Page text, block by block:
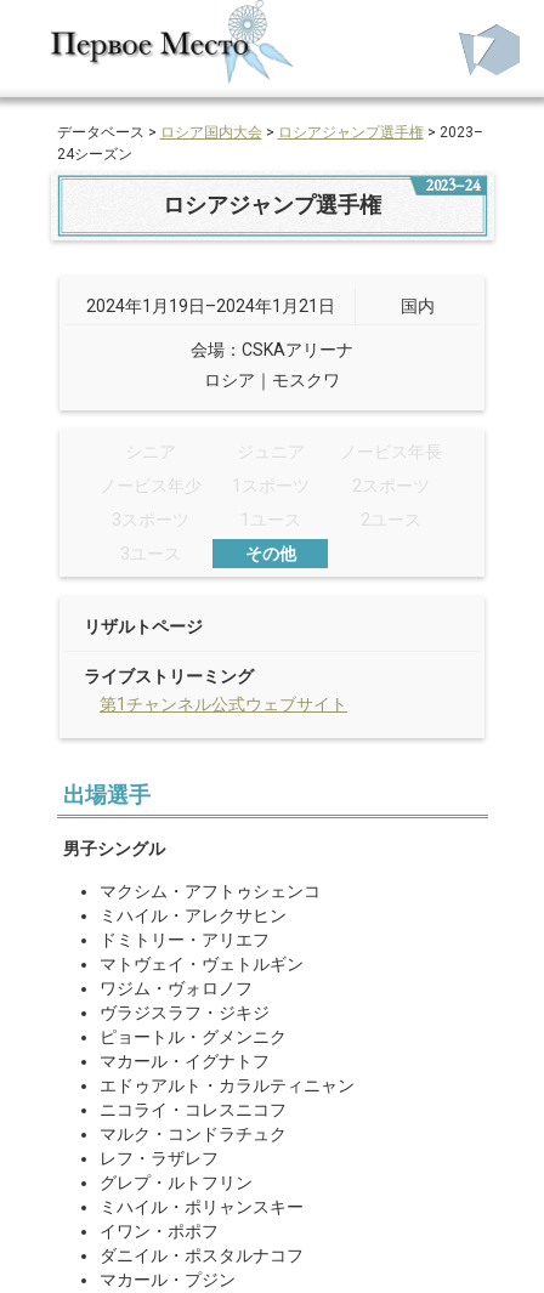
データベース > ロシア国内大会> ロシアジャンプ選手権> 2023–
24シーズン
2023–24
ロシアジャンプ選手権
2024年1月19日–2024年1月21日 国内
会場：CSKAアリーナ
ロシア｜モスクワ
シニア ジュニア
ノービス年長
ノービス年少
1スポーツ
2スポーツ
3スポーツ
1ユース
2ユース
3ユース
その他
リザルトページ
ライブストリーミング
第1チャンネル公式ウェブサイト
出場選手
男子シングル
マクシム・アフトゥシェンコ
ミハイル・アレクサヒン
ドミトリー・アリエフ
マトヴェイ・ヴェトルギン
ワジム・ヴォロノフ
ヴラジスラフ・ジキジ
ピョートル・グメンニク
マカール・イグナトフ
エドゥアルト・カラルティニャン
ニコライ・コレスニコフ
マルク・コンドラチュク
レフ・ラザレフ
グレプ・ルトフリン
ミハイル・ポリャンスキー
イワン・ポポフ
ダニイル・ポスタルナコフ
マカール・プジン